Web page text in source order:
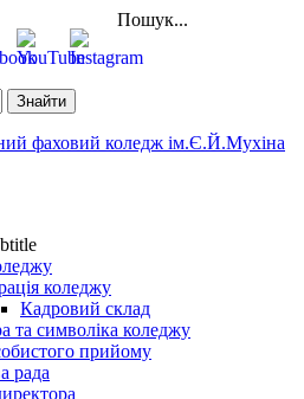
Пошук...
Знайти
коледжу
Кадровий склад
та символіка коледжу
прийому
рада